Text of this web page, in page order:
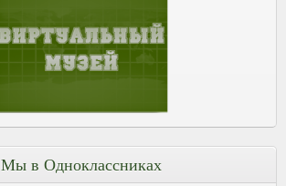
Мы в Одноклассниках